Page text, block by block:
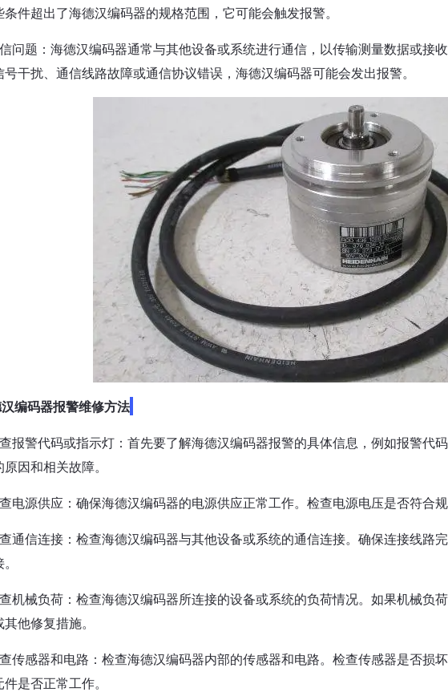
条件超出了海德汉编码器的规格范围，它可能会触发报警。
问题：海德汉编码器通常与其他设备或系统进行通信，以传输测量数据或接
号干扰、通信线路故障或通信协议错误，海德汉编码器可能会发出报警。
编码器报警维修方法
报警代码或指示灯：首先要了解海德汉编码器报警的具体信息，例如报警代
因和相关故障。
电源供应：确保海德汉编码器的电源供应正常工作。检查电源电压是否符合规
通信连接：检查海德汉编码器与其他设备或系统的通信连接。确保连接线路
机械负荷：检查海德汉编码器所连接的设备或系统的负荷情况。如果机械负
他修复措施。
传感器和电路：检查海德汉编码器内部的传感器和电路。检查传感器是否损
是否正常工作。